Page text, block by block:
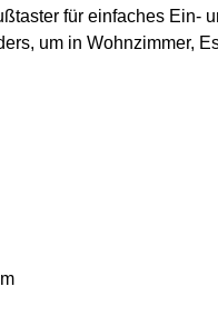
für einfaches Ein-
um in Wohnzimmer,